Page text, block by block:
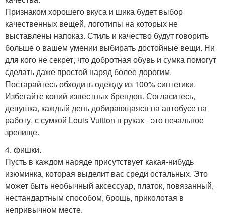
Признаком хорошего вкуса и шика будет выбор
качественных вещей, логотипы на которых не
выставлены напоказ. Стиль и качество будут говорить
больше о вашем умении выбирать достойные вещи. Ни
для кого не секрет, что добротная обувь и сумка помогут
сделать даже простой наряд более дорогим.
Постарайтесь обходить одежду из 100% синтетики.
Избегайте копий известных брендов. Согласитесь,
девушка, каждый день добирающаяся на автобусе на
работу, с сумкой Louis Vuitton в руках - это печальное
зрелище.
4. фишки.
Пусть в каждом наряде присутствует какая-нибудь
изюминка, которая выделит вас среди остальных. Это
может быть необычный аксессуар, платок, повязанный,
нестандартным способом, брощь, приколотая в
непривычном месте.